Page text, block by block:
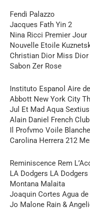
Fendi Palazzo
Jacques Fath Yin 2
Nina Ricci Premier Jour
Nouvelle Etoile
Christian Dior Miss Dior
Sabon Zer Rose
Instituto Espanol Aire
Abbott New York City
Jul Et Mad Aqua Sextius
Alain Daniel French Club
Il Profvmo Voile Blanche
Carolina Herrera 212
Reminiscence Rem
LA Dodgers LA Dodgers
Montana Malaita
Joaquin Cortes Agua
Jo Malone Rain &